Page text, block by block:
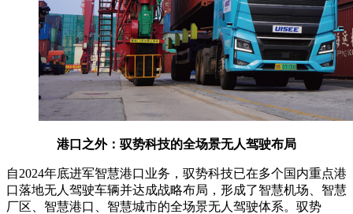
港口之外：驭势科技的全场景无人驾驶布局
自2024年底进军智慧港口业务，驭势科技已在多个国内重点港
口落地无人驾驶车辆并达成战略布局，形成了智慧机场、智慧
厂区、智慧港口、智慧城市的全场景无人驾驶体系。驭势